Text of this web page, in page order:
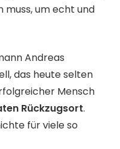
muss, um echt und
Andreas
das heute selten
Mensch
Rückzugsort.
für viele so